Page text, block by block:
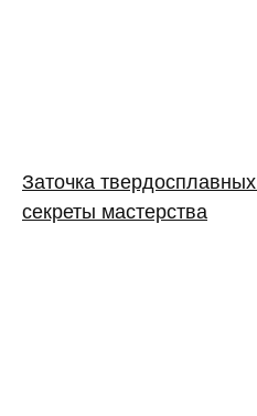
Заточка
секреты мастерства